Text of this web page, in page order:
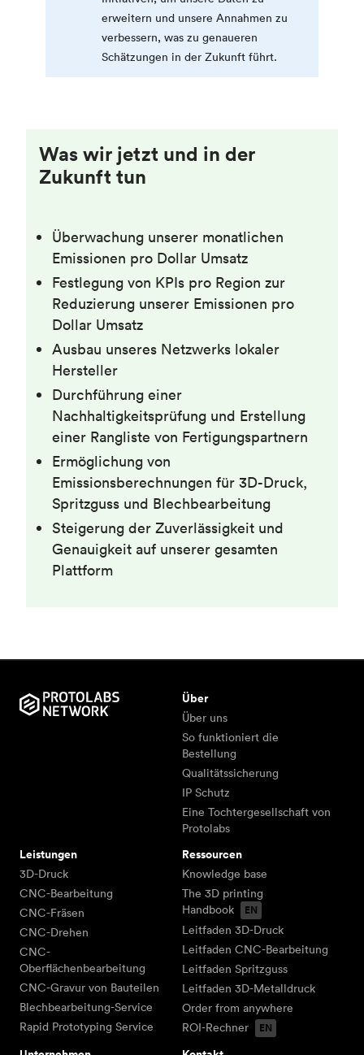
erweitern und unsere Annahmen zu
verbessern, was zu genaueren
Schätzungen in der Zukunft führt.
Was wir jetzt und in der
Zukunft tun
Überwachung unserer monatlichen
Emissionen pro Dollar Umsatz
Festlegung von KPIs pro Region zur
Reduzierung unserer Emissionen pro
Dollar Umsatz
Ausbau unseres Netzwerks lokaler
Hersteller
Durchführung einer
Nachhaltigkeitsprüfung und Erstellung
einer Rangliste von Fertigungspartnern
Ermöglichung von
Emissionsberechnungen für 3D-Druck,
Spritzguss und Blechbearbeitung
Steigerung der Zuverlässigkeit und
Genauigkeit auf unserer gesamten
Plattform
Über
Über uns
So funktioniert die
Bestellung
Qualitätssicherung
IP Schutz
Eine Tochtergesellschaft von
Protolabs
Leistungen
3D-Druck
CNC-Bearbeitung
CNC-Fräsen
CNC-Drehen
CNC-
Oberflächenbearbeitung
CNC-Gravur von Bauteilen
Blechbearbeitung-Service
Rapid Prototyping Service
Ressourcen
Knowledge base
The 3D printing
Handbook
Leitfaden 3D-Druck
Leitfaden CNC-Bearbeitung
Leitfaden Spritzguss
Leitfaden 3D-Metalldruck
Order from anywhere
ROI-Rechner